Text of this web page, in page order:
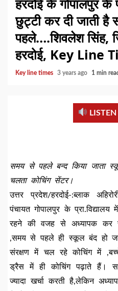
हरदोई के गोपालपुर के
छुट्टी कर दी जाती है
पहले….शिवलेश सिंह,
हरदोई, Key Line
Key line times 3 years ago 1 min
समय से पहले बन्द किया जाता
चलता कोचिंग सेंटर।
उत्तर प्रदेश/हरदोई-:ब्लाक
पंचायत गोपालपुर के
रहने की वजह से अध्यापक कर
,समय से पहले ही स्कूल बंद हो
संरक्षण में चल रहे कोचिंग में
ड्रैस में ही कोचिंग पढ़ाते हैं।
ज्यादा खर्चा करती है,लेकिन